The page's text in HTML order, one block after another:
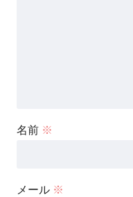
名前 ※
メール ※